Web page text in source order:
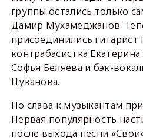
группы остались только
Дамир Мухамеджанов.
присоединились гитарист
контрабасистка
Софья Беляева и бэк-
Цуканова.
Но слава к музыкантам
Первая популярность
после выхода песни